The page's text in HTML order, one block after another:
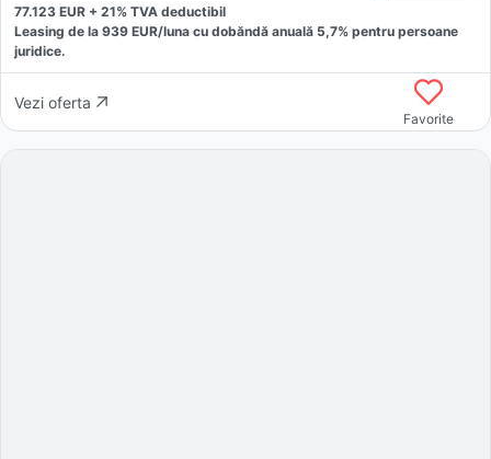
77.123 EUR + 21% TVA deductibil
Leasing de la 939 EUR/luna cu dobăndă anuală 5,7% pentru persoane
juridice.
Vezi oferta
Favorite